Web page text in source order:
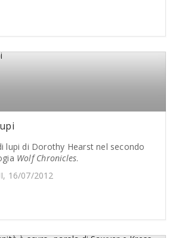
lupi di Dorothy Hearst nel secondo
Wolf Chronicles.
16/07/2012